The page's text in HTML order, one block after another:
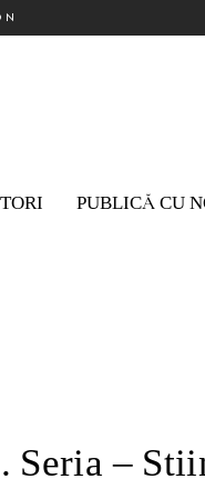
PUBLICĂ CU
–